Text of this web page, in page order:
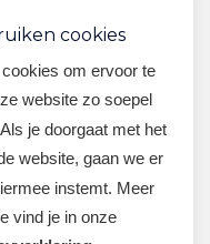
cookies
om ervoor te
website zo soepel
je doorgaat met het
website, gaan we er
instemt. Meer
vind je in onze